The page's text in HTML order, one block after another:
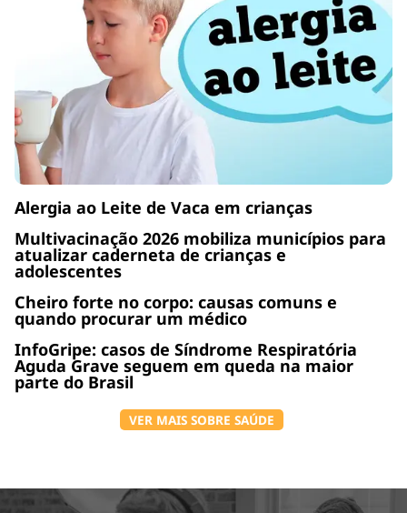
Alergia ao Leite de Vaca em crianças
Multivacinação 2026 mobiliza municípios para
atualizar caderneta de crianças e
adolescentes
Cheiro forte no corpo: causas comuns e
quando procurar um médico
InfoGripe: casos de Síndrome Respiratória
Aguda Grave seguem em queda na maior
parte do Brasil
VER MAIS SOBRE SAÚDE